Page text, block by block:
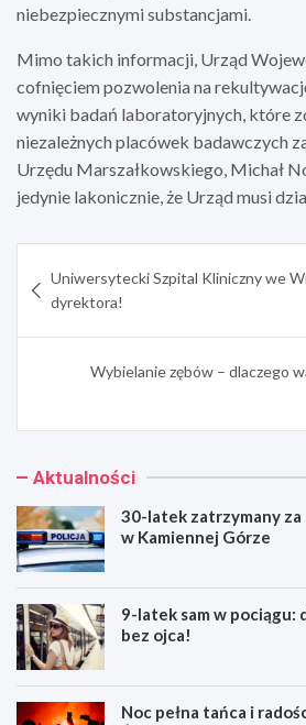
niebezpiecznymi substancjami.
Mimo takich informacji, Urząd
cofnięciem pozwolenia na
wyniki badań laboratoryjnych, które
niezależnych placówek badawczych
Urzędu Marszałkowskiego, Michał
jedynie lakonicznie, że Urząd musi
wpisu
Uniwersytecki Szpital Kliniczny we
dyrektora!
Wybielanie zębów – dlaczego
Aktualności
30-latek zatrzymany za
w Kamiennej Górze
9-latek sam w pociągu:
bez ojca!
Noc pełna tańca i